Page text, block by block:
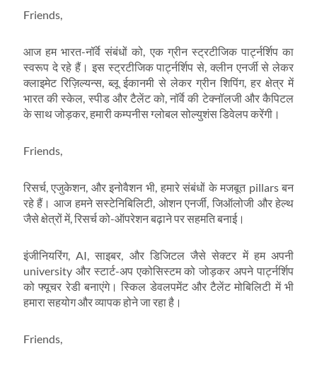
Friends,
आज हम भारत-नॉर्वे संबंधों को, एक ग्रीन स्ट्रटीजिक पार्ट्नर्शिप का
स्वरूप दे रहे हैं। इस स्ट्रटीजिक पार्ट्नर्शिप से, क्लीन एनर्जी से लेकर
क्लाइमेट रिज़िल्यन्स, ब्लू ईकानमी से लेकर ग्रीन शिपिंग, हर क्षेत्र में
भारत की स्केल, स्पीड और टैलेंट को, नॉर्वे की टेक्नॉलजी और कैपिटल
के साथ जोड़कर, हमारी कम्पनीस ग्लोबल सोल्युशंस डिवेलप करेंगी।
Friends,
रिसर्च, एजुकेशन, और इनोवैशन भी, हमारे संबंधों के मजबूत pillars बन
रहे हैं। आज हमने सस्टेनिबिलिटी, ओशन एनर्जी, जिऑलोजी और हेल्थ
जैसे क्षेत्रों में, रिसर्च को-ऑपरेशन बढ़ाने पर सहमति बनाई।
इंजीनियरिंग, AI, साइबर, और डिजिटल जैसे सेक्टर में हम अपनी
university और स्टार्ट-अप एकोसिस्टम को जोड़कर अपने पार्ट्नर्शिप
को फ्यूचर रेडी बनाएंगे। स्किल डेवलपमेंट और टैलेंट मोबिलिटी में भी
हमारा सहयोग और व्यापक होने जा रहा है।
Friends,